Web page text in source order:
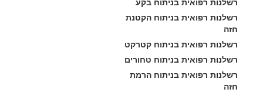
רשלנות רפואית בניתוח בקע
רשלנות רפואית בניתוח הקטנת
חזה
רשלנות רפואית בניתוח קטרקט
רשלנות רפואית בניתוח טחורים
רשלנות רפואית בניתוח הרמת
חזה